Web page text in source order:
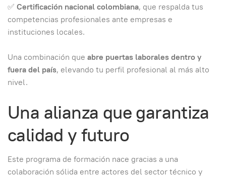
✅ Certificación nacional colombiana, que respalda tus
competencias profesionales ante empresas e
instituciones locales.
Una combinación que abre puertas laborales dentro y
fuera del país, elevando tu perfil profesional al más alto
nivel.
Una alianza que garantiza
calidad y futuro
Este programa de formación nace gracias a una
colaboración sólida entre actores del sector técnico y